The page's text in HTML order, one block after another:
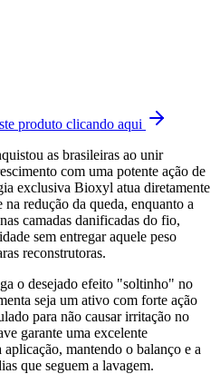
produto clicando aqui
as brasileiras ao unir
com uma potente ação de
exclusiva Bioxyl atua diretamente
redução da queda, enquanto a
camadas danificadas do fio,
sem entregar aquele peso
reconstrutoras.
o desejado efeito "soltinho" no
seja um ativo com forte ação
para não causar irritação no
garante uma excelente
mantendo o balanço e a
que seguem a lavagem.